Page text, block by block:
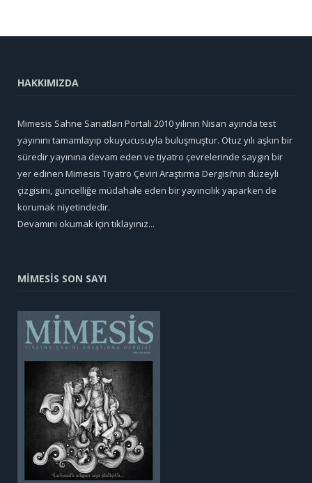
HAKKIMIZDA
Mimesis Sahne Sanatları Portali 2010 yılının Nisan ayında test
yayınını tamamlayıp okuyucusuyla buluşmuştur. Otuz yılı aşkın bir
süredir yayınına devam eden ve tiyatro çevrelerinde saygın bir
yer edinen Mimesis Tiyatro Çeviri Araştırma Dergisi’nin düzeyli
çizgisini, güncelliğe müdahale eden bir yayıncılık yaparken de
korumak niyetindedir.
Devamını okumak için tıklayınız...
MİMESİS SON SAYI